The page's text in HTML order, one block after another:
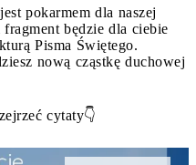
pokarmem dla naszej
będzie dla ciebie
Pisma Świętego.
nową cząstkę duchowej
cytaty👇